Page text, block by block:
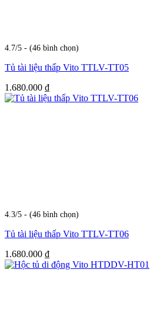
4.7/5 - (46 bình chọn)
Tủ tài liệu thấp Vito TTLV-TT05
1.680.000 ₫
4.3/5 - (46 bình chọn)
Tủ tài liệu thấp Vito TTLV-TT06
1.680.000 ₫